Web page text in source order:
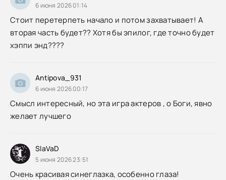
6 июня 2026 01:14
Стоит перетерпеть начало и потом захватывает! А
вторая часть будет?? Хотя бы эпилог, где точно будет
хэппи энд????
Antipova_931
6 июня 2026 00:17
Смысл интересный, но эта игра актеров , о Боги, явно
желает лучшего
SlaVaD
5 июня 2026 23:51
Очень красивая синеглазка, особенно глаза!